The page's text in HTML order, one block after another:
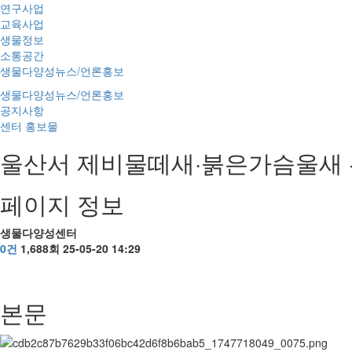
연구사업
교육사업
생물정보
소통공간
생물다양성뉴스/언론홍보
생물다양성뉴스/언론홍보
공지사항
센터 홍보물
울산서 제비물떼새·붉은가슴울새
페이지 정보
생물다양성센터
0건 1,688회 25-05-20 14:29
본문